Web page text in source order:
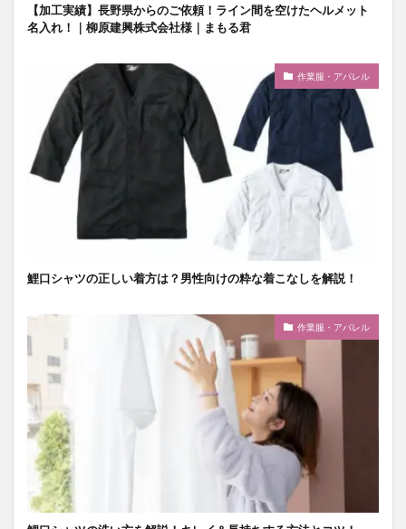
【加工実績】長野県からのご依頼！ライン間を空けたヘルメット
名入れ！｜柳原建興株式会社様｜まもる君
作業服・アパレル
鯉口シャツの正しい着方は？男性向けの粋な着こなしを解説！
作業服・アパレル